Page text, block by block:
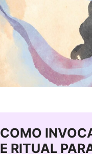
COMO
E RITUAL